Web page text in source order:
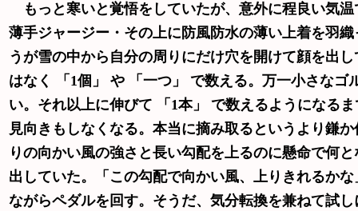
もっと寒いと覚悟をしていたが、意外に程良い気
薄手ジャージー・その上に防風防水の薄い上着を羽
うが雪の中から自分の周りにだけ穴を開けて顔を出
はなく 「1個」 や 「一つ」 で数える。万一小さな
い。それ以上に伸びて 「1本」 で数えるようになる
見向きもしなくなる。本当に摘み取るというより鎌
りの向かい風の強さと長い勾配を上るのに懸命で何
出していた。「この勾配で向かい風、上りきれるか
ながらペダルを回す。そうだ、気分転換を兼ねて試